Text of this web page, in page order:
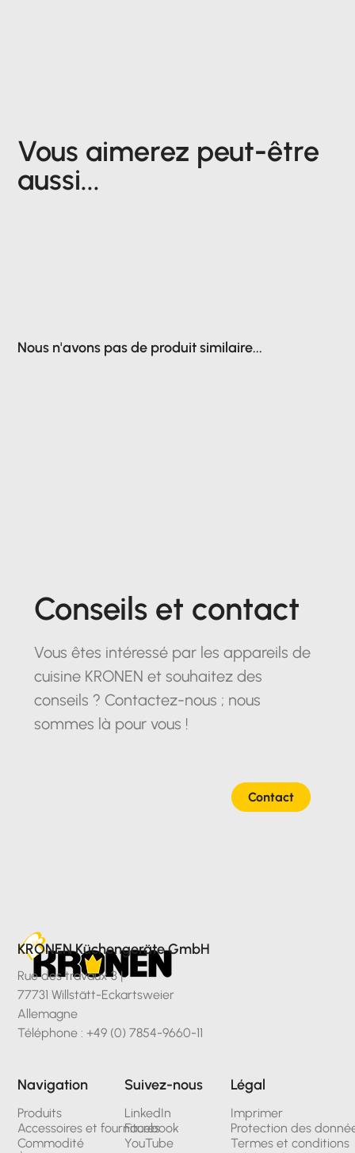
Vous aimerez peut-être
aussi...
Nous n'avons pas de produit similaire...
Conseils et contact
Vous êtes intéressé par les appareils de
cuisine KRONEN et souhaitez des
conseils ? Contactez-nous ; nous
sommes là pour vous !
Contact
KRONEN Küchengeräte GmbH
Rue des travaux 3 |
77731 Willstätt-Eckartsweier
Allemagne
Téléphone : +49 (0) 7854-9660-11
Navigation
Produits
Accessoires et fournitures
Commodité
Suivez-nous
LinkedIn
Facebook
YouTube
Légal
Imprimer
Protection des
Termes et conditions